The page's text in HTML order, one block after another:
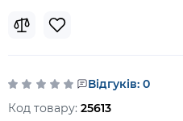
Відгуків: 0
Код товару: 25613